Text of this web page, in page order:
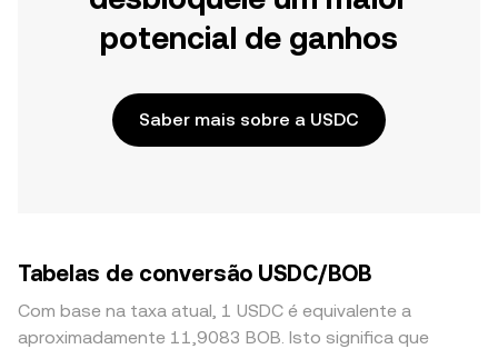
potencial de ganhos
Saber mais sobre a USDC
Tabelas de conversão USDC/BOB
Com base na taxa atual, 1 USDC é equivalente a
aproximadamente 11,9083 BOB. Isto significa que